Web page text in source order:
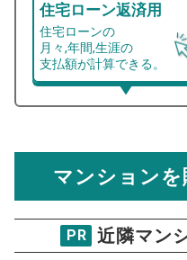
住宅ローン返済用
住宅ローンの
月々,年間,生涯の
支払額が計算できる。
総支払額シ
計算できます。
物件価格
マンション売
から売却にかかる諸経費
金額がわかります。
カインドステー
マンションを
PR 近隣マン